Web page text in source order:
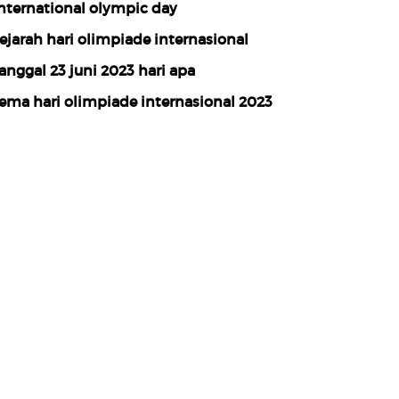
olympic day
hari olimpiade internasional
23 juni 2023 hari apa
hari olimpiade internasional 2023